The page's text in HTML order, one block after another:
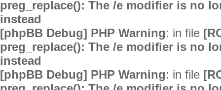
preg_replace(): The /e modifier is no
instead
[phpBB Debug] PHP Warning: in file
preg_replace(): The /e modifier is no
instead
[phpBB Debug] PHP Warning: in file